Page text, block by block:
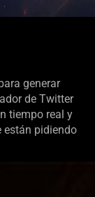
generar
de Twitter
tiempo real y
están pidiendo